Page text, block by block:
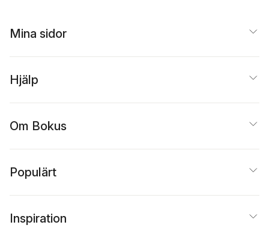
Mina sidor
Hjälp
Om Bokus
Populärt
Inspiration